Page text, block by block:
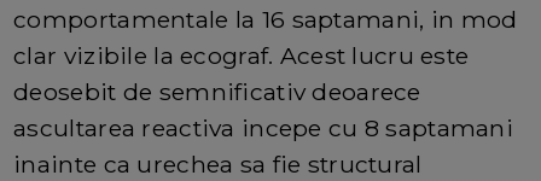
comportamentale la 16 saptamani, in mod
clar vizibile la ecograf. Acest lucru este
deosebit de semnificativ deoarece
ascultarea reactiva incepe cu 8 saptamani
inainte ca urechea sa fie structural